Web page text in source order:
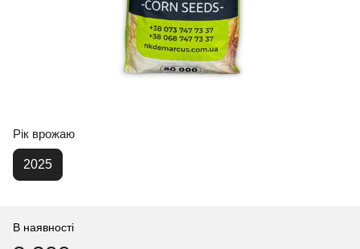
Рік врожаю
2025
В наявності